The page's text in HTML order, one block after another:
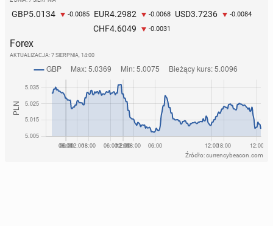
GBP5.0134 -0.0085 EUR4.2982 -0.0068 USD3.7236 -0.0084
CHF4.6049 -0.0031
Forex
AKTUALIZACJA: 7 SIERPNIA, 14:00
Źródło: currencybeacon.com